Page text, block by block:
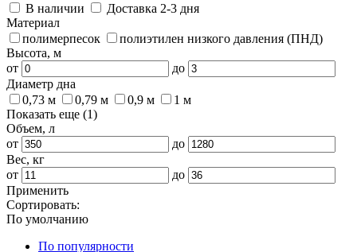
В наличии
Доставка 2-3 дня
Материал
полимерпесок
полиэтилен низкого давления (ПНД)
Высота, м
от
до
Диаметр дна
0,73 м
0,79 м 0,9 м
1 м
Показать еще (1)
Объем, л
от
до
Вес, кг
от
до
Применить
Сортировать:
По умолчанию
По популярности